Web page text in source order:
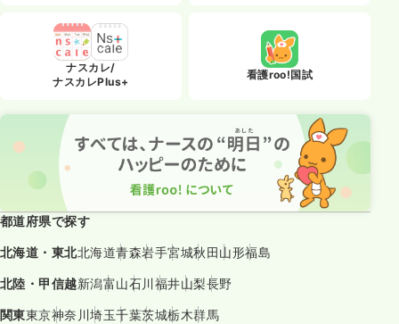
ナスカレ/
ナスカレPlus+
看護roo!国試
都道府県で探す
北海道・東北北海道青森岩手宮城秋田山形福島
北陸・甲信越新潟富山石川福井山梨長野
関東東京神奈川埼玉千葉茨城栃木群馬